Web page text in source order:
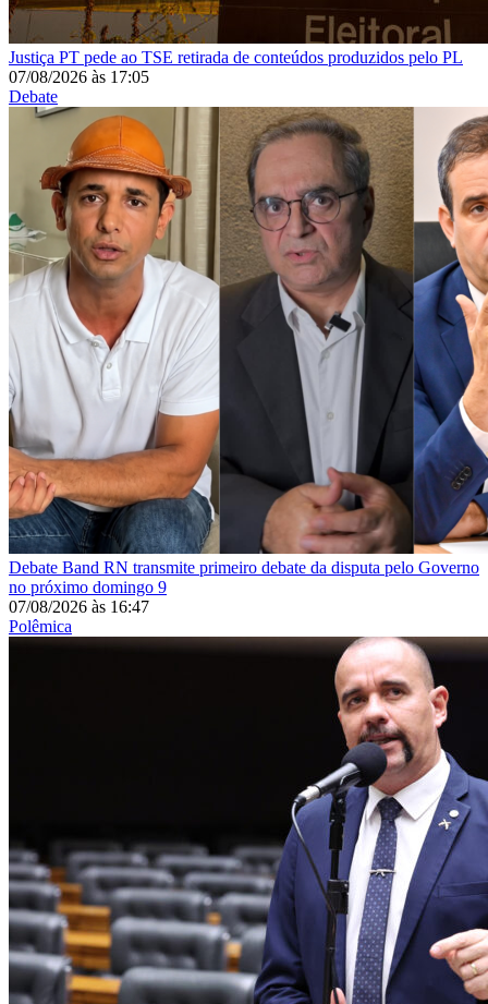
Justiça PT pede ao TSE retirada de conteúdos produzidos pelo PL
07/08/2026 às 17:05
Debate
Debate Band RN transmite primeiro debate da disputa pelo Governo
no próximo domingo 9
07/08/2026 às 16:47
Polêmica